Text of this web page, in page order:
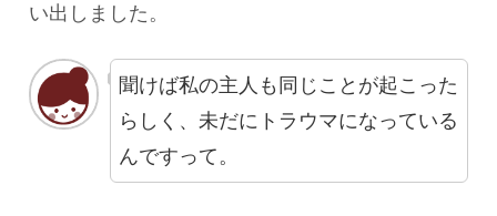
い出しました。
聞けば私の主人も同じことが起こった
らしく、未だにトラウマになっている
んですって。